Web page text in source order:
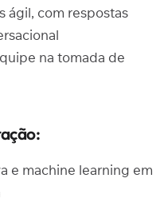
ágil, com respostas
na tomada de
e machine learning em